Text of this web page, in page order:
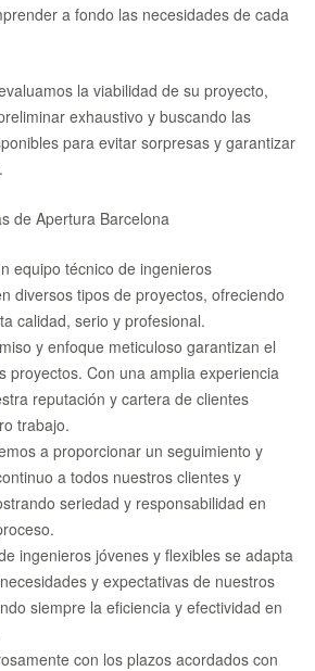
a fondo las necesidades de cada
la viabilidad de su proyecto,
exhaustivo y buscando las
para evitar sorpresas y garantizar
de Apertura Barcelona
equipo técnico de ingenieros
diversos tipos de proyectos, ofreciendo
calidad, serio y profesional.
y enfoque meticuloso garantizan el
proyectos. Con una amplia experiencia
reputación y cartera de clientes
trabajo.
a proporcionar un seguimiento y
a todos nuestros clientes y
seriedad y responsabilidad en
ingenieros jóvenes y flexibles se adapta
y expectativas de nuestros
siempre la eficiencia y efectividad en
con los plazos acordados con